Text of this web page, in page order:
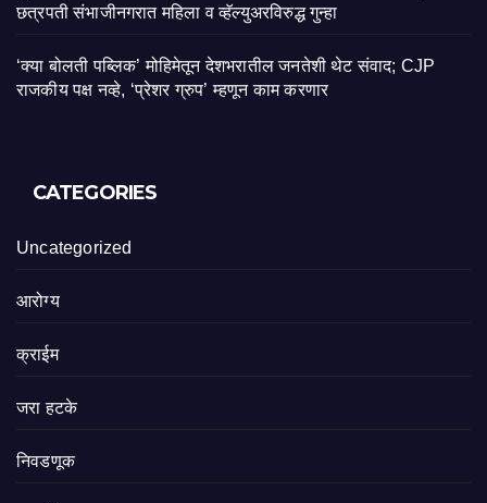
छत्रपती संभाजीनगरात महिला व व्हॅल्युअरविरुद्ध गुन्हा
‘क्या बोलती पब्लिक’ मोहिमेतून देशभरातील जनतेशी थेट संवाद; CJP
राजकीय पक्ष नव्हे, ‘प्रेशर ग्रुप’ म्हणून काम करणार
CATEGORIES
Uncategorized
आरोग्य
क्राईम
जरा हटके
निवडणूक